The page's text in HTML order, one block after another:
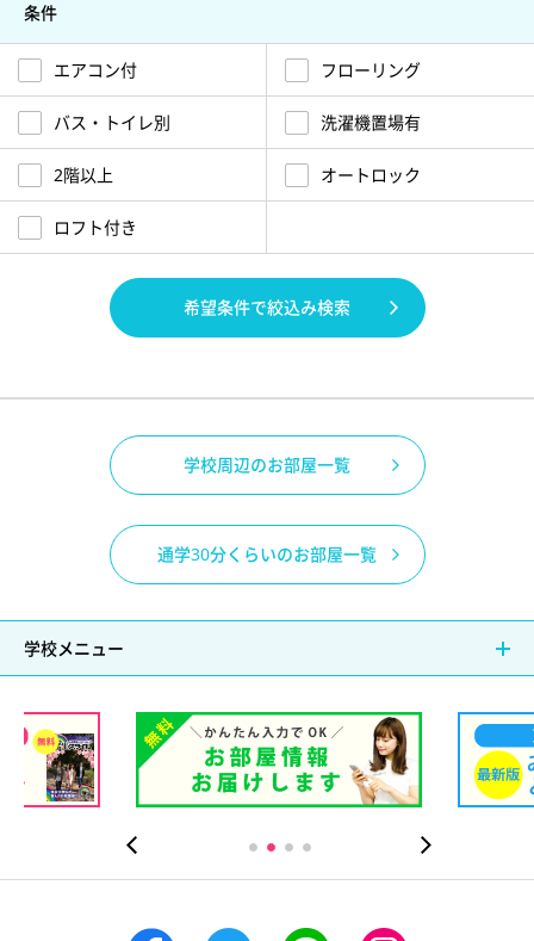
条件
エアコン付 フローリング
バス・トイレ別 洗濯機置場有
2階以上 オートロック
ロフト付き
希望条件で絞込み検索
学校周辺のお部屋一覧
通学30分くらいのお部屋一覧
学校メニュー